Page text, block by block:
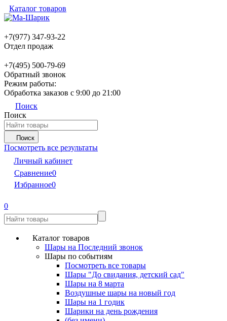
Каталог товаров
+7(977) 347-93-22
Отдел продаж
+7(495) 500-79-69
Обратный звонок
Режим работы:
Обработка заказов с 9:00 до 21:00
Поиск
Поиск
Поиск
Посмотреть все результаты
Личный кабинет
Сравнение0
Избранное0
0
Каталог товаров
Шары на Последний звонок
Шары по событиям
Посмотреть все товары
Шары "До свидания, детский сад"
Шары на 8 марта
Воздушные шары на новый год
Шары на 1 годик
Шарики на день рождения